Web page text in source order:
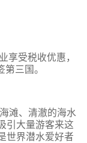
享受税收优惠，
三国。
滩、清澈的海水
引大量游客来这
世界潜水爱好者